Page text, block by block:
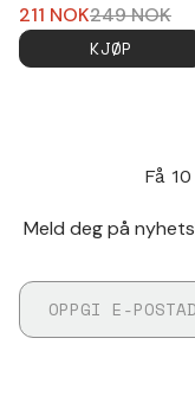
211 NOK249NOK
KJØP
Få
Meld deg på